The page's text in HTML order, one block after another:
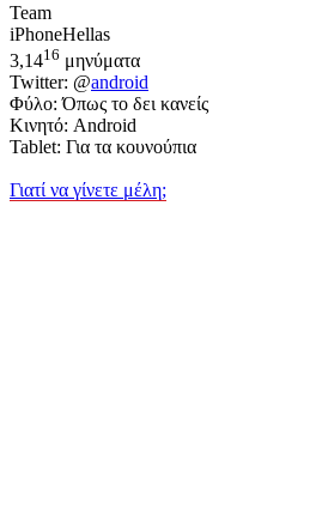
Team
iPhoneHellas
3,1416 μηνύματα
Twitter: @android
Φύλο: Όπως το δει κανείς
Κινητό: Android
Tablet: Για τα κουνούπια
Γιατί να γίνετε μέλη;